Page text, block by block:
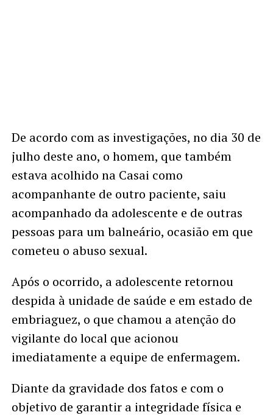
De acordo com as investigações, no dia 30 de
julho deste ano, o homem, que também
estava acolhido na Casai como
acompanhante de outro paciente, saiu
acompanhado da adolescente e de outras
pessoas para um balneário, ocasião em que
cometeu o abuso sexual.
Após o ocorrido, a adolescente retornou
despida à unidade de saúde e em estado de
embriaguez, o que chamou a atenção do
vigilante do local que acionou
imediatamente a equipe de enfermagem.
Diante da gravidade dos fatos e com o
objetivo de garantir a integridade física e